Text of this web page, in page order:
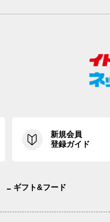
新規会員
登録ガイド
ギフト&フード